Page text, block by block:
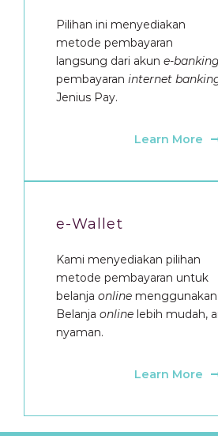
Pilihan ini menyediakan
metode pembayaran
langsung dari akun e-banking
pembayaran internet
Jenius Pay.
Learn More
e-Wallet
Kami menyediakan pilihan
metode pembayaran untuk
belanja online menggunakan
Belanja online lebih mudah,
nyaman.
Learn More